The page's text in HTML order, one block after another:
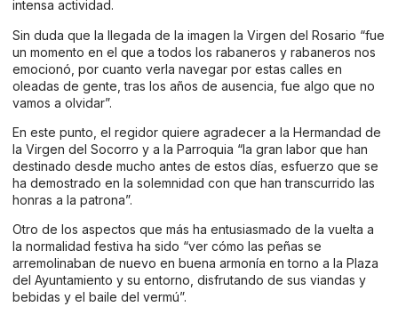
intensa actividad.
Sin duda que la llegada de la imagen la Virgen del Rosario “fue
un momento en el que a todos los rabaneros y rabaneros nos
emocionó, por cuanto verla navegar por estas calles en
oleadas de gente, tras los años de ausencia, fue algo que no
vamos a olvidar”.
En este punto, el regidor quiere agradecer a la Hermandad de
la Virgen del Socorro y a la Parroquia “la gran labor que han
destinado desde mucho antes de estos días, esfuerzo que se
ha demostrado en la solemnidad con que han transcurrido las
honras a la patrona”.
Otro de los aspectos que más ha entusiasmado de la vuelta a
la normalidad festiva ha sido “ver cómo las peñas se
arremolinaban de nuevo en buena armonía en torno a la Plaza
del Ayuntamiento y su entorno, disfrutando de sus viandas y
bebidas y el baile del vermú”.